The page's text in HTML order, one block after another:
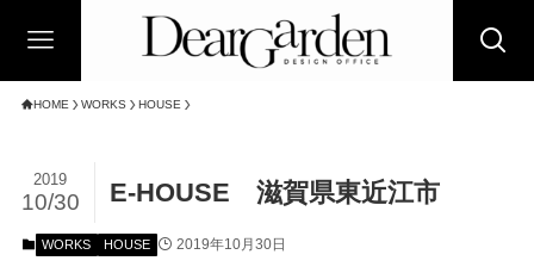
HOME WORKS HOUSE
E-HOUSE 滋賀県東近江市
2019
10/30
WORKS HOUSE 2019年10月30日